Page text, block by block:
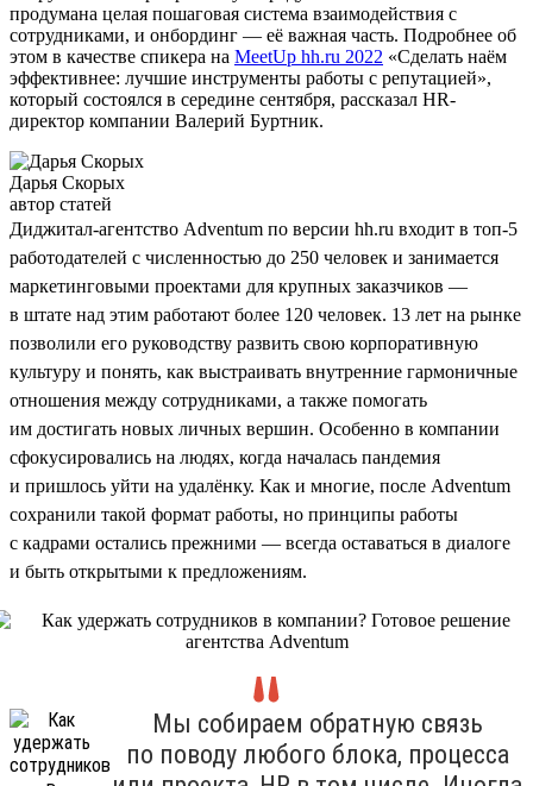
продумана целая пошаговая система взаимодействия с
сотрудниками, и онбординг — её важная часть. Подробнее об
этом в качестве спикера на MeetUp hh.ru 2022 «Сделать наём
эффективнее: лучшие инструменты работы с репутацией»,
который состоялся в середине сентября, рассказал HR-
директор компании Валерий Буртник.
Дарья Скорых
автор статей
Диджитал-агентство Adventum по версии hh.ru входит в топ-5
работодателей с численностью до 250 человек и занимается
маркетинговыми проектами для крупных заказчиков —
в штате над этим работают более 120 человек. 13 лет на рынке
позволили его руководству развить свою корпоративную
культуру и понять, как выстраивать внутренние гармоничные
отношения между сотрудниками, а также помогать
им достигать новых личных вершин. Особенно в компании
сфокусировались на людях, когда началась пандемия
и пришлось уйти на удалёнку. Как и многие, после Adventum
сохранили такой формат работы, но принципы работы
с кадрами остались прежними — всегда оставаться в диалоге
и быть открытыми к предложениям.
Мы собираем обратную связь
по поводу любого блока, процесса